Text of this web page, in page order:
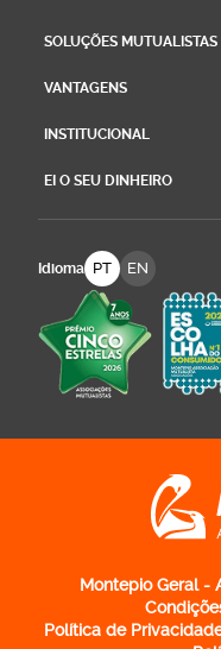
SOLUÇÕES MUTUALISTAS
VANTAGENS
INSTITUCIONAL
EI O SEU DINHEIRO
Idioma PT EN
Logo
Montepio Geral -
Política de